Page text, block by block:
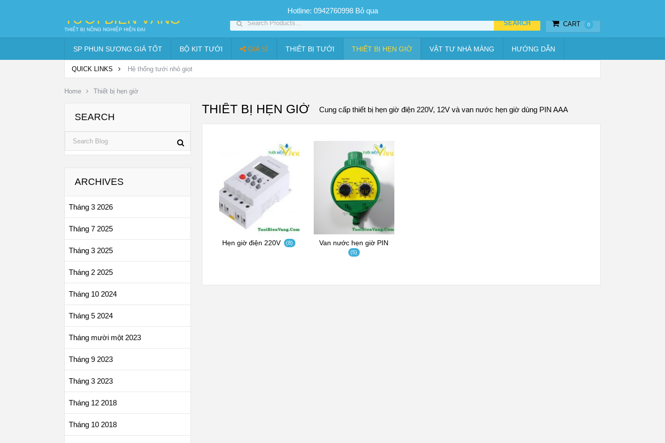
SP PHUN SƯƠNG GIÁ TỐT Bộ KIT tưới
TƯỚI BIỂN VÀNG
THIẾT BỊ NÔNG NGHIỆP HIỆN ĐẠI
CART 0
SP PHUN SƯƠNG GIÁ TỐT BỘ KIT TƯỚI GIÁ SỈ THIẾT BỊ TƯỚI THIẾT BỊ HẸN GIỜ VẬT TƯ NHÀ MÀNG HƯỚNG DẪN
QUICK LINKS Hệ thống tưới nhỏ giọt
Home Thiết bị hẹn giờ
THIẾT BỊ HẸN GIỜ Cung cấp thiết bị hẹn giờ điện 220V, 12V và van nước hẹn giờ dùng PIN AAA
Hẹn giờ điện 220V (8) Van nước hẹn giờ PIN
(5)
SEARCH
ARCHIVES
Tháng 3 2026
Tháng 7 2025
Tháng 3 2025
Tháng 2 2025
Tháng 10 2024
Tháng 5 2024
Tháng mười một 2023
Tháng 9 2023
Tháng 3 2023
Tháng 12 2018
Tháng 10 2018
Hotline: 0942760998 Bỏ qua